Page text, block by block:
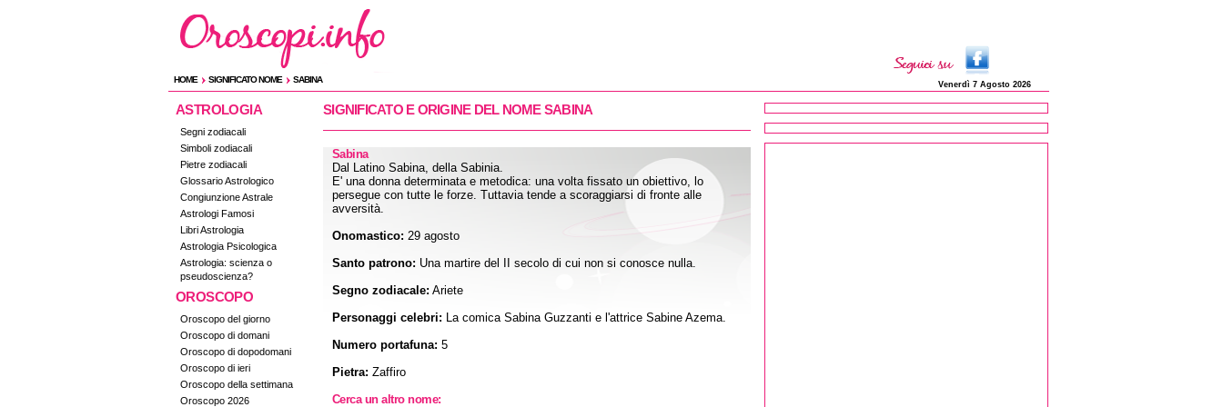
HOME SIGNIFICATO NOME SABINA Venerdì 7 Agosto 2026
ASTROLOGIA
Segni zodiacali
Simboli zodiacali
Pietre zodiacali
Glossario Astrologico
Congiunzione Astrale
Astrologi Famosi
Libri Astrologia
Astrologia Psicologica
Astrologia: scienza o
pseudoscienza?
OROSCOPO
Oroscopo del giorno
Oroscopo di domani
Oroscopo di dopodomani
Oroscopo di ieri
Oroscopo della settimana
Oroscopo 2026
SIGNIFICATO E ORIGINE DEL NOME SABINA
Sabina
Dal Latino Sabina, della Sabinia.
E' una donna determinata e metodica: una volta fissato un obiettivo, lo
persegue con tutte le forze. Tuttavia tende a scoraggiarsi di fronte alle
avversità.
Onomastico: 29 agosto
Santo patrono: Una martire del II secolo di cui non si conosce nulla.
Segno zodiacale: Ariete
Personaggi celebri: La comica Sabina Guzzanti e l'attrice Sabine Azema.
Numero portafuna: 5
Pietra: Zaffiro
Cerca un altro nome: